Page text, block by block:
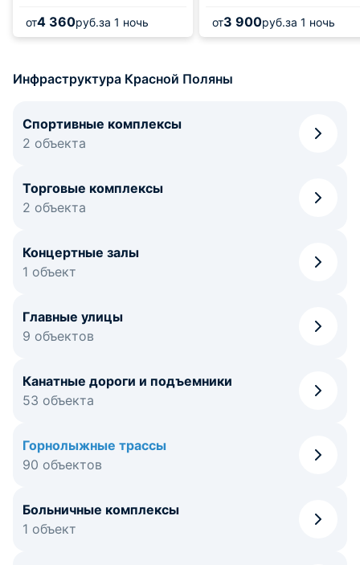
от4 360руб.за 1 ночь от3 900руб.за 1 ночь
Инфраструктура Красной Поляны
Спортивные комплексы
2 объекта
Торговые комплексы
2 объекта
Концертные залы
1 объект
Главные улицы
9 объектов
Канатные дороги и подъемники
53 объекта
Горнолыжные трассы
90 объектов
Больничные комплексы
1 объект